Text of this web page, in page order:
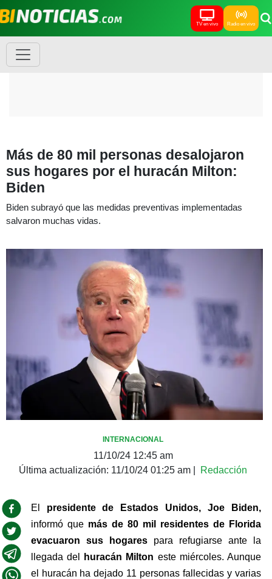
TV en vivo Radio en vivo
Más de 80 mil personas desalojaron
sus hogares por el huracán Milton:
Biden
Biden subrayó que las medidas preventivas implementadas
salvaron muchas vidas.
INTERNACIONAL
11/10/24 12:45 am
Última actualización: 11/10/24 01:25 am Redacción
El
informó que más de 80 mil residentes de Florida
evacuaron sus hogares para refugiarse ante la
llegada del
huracán Milton este miércoles. Aunque
el huracán ha dejado 11 personas fallecidas y varias